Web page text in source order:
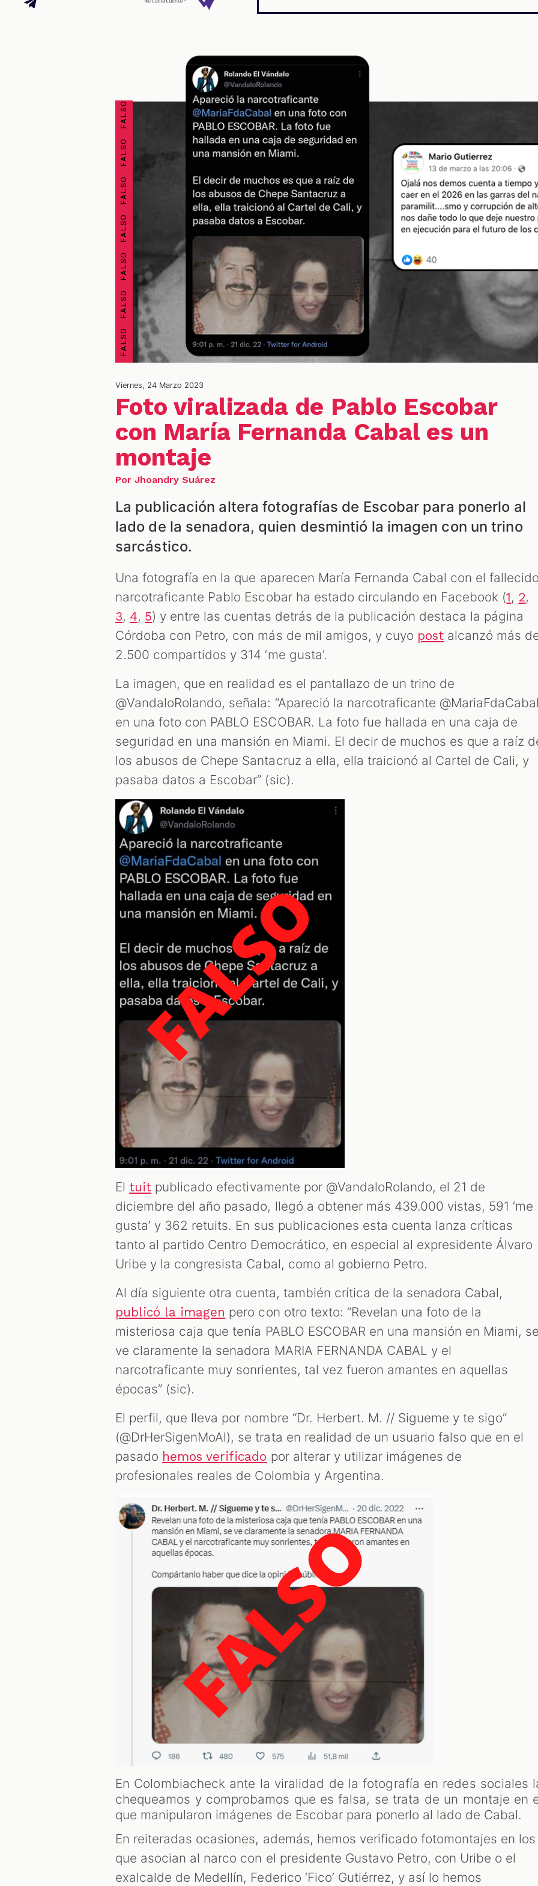
FALSO FALSO FALSO FALSO FALSO FALSO FALSO FALSO
Viernes, 24 Marzo 2023
Foto viralizada de Pablo Escobar
con María Fernanda Cabal es un
montaje
Por Jhoandry Suárez
La publicación altera fotografías de Escobar para ponerlo al
lado de la senadora, quien desmintió la imagen con un trino
sarcástico.
Una fotografía en la que aparecen María Fernanda Cabal con el
narcotraficante Pablo Escobar ha estado circulando en Facebook (1, 2,
3, 4, 5) y entre las cuentas detrás de la publicación destaca la página
Córdoba con Petro, con más de mil amigos, y cuyo post alcanzó más
2.500 compartidos y 314 ‘me gusta’.
La imagen, que en realidad es el pantallazo de un trino de
@VandaloRolando, señala: “Apareció la narcotraficante
en una foto con PABLO ESCOBAR. La foto fue hallada en una caja de
seguridad en una mansión en Miami. El decir de muchos es que a raíz
los abusos de Chepe Santacruz a ella, ella traicionó al Cartel de Cali, y
pasaba datos a Escobar” (sic).
El tuit publicado efectivamente por @VandaloRolando, el 21 de
diciembre del año pasado, llegó a obtener más 439.000 vistas, 591 ‘me
gusta’ y 362 retuits. En sus publicaciones esta cuenta lanza críticas
tanto al partido Centro Democrático, en especial al expresidente Álvaro
Uribe y la congresista Cabal, como al gobierno Petro.
Al día siguiente otra cuenta, también crítica de la senadora Cabal,
publicó la imagen pero con otro texto: “Revelan una foto de la
misteriosa caja que tenía PABLO ESCOBAR en una mansión en Miami,
ve claramente la senadora MARIA FERNANDA CABAL y el
narcotraficante muy sonrientes, tal vez fueron amantes en aquellas
épocas” (sic).
El perfil, que lleva por nombre “Dr. Herbert. M. // Sigueme y te sigo”
(@DrHerSigenMoAl), se trata en realidad de un usuario falso que en el
pasado hemos verificado por alterar y utilizar imágenes de
profesionales reales de Colombia y Argentina.
En Colombiacheck ante la viralidad de la fotografía en redes sociales
chequeamos y comprobamos que es falsa, se trata de un montaje en
que manipularon imágenes de Escobar para ponerlo al lado de Cabal.
En reiteradas ocasiones, además, hemos verificado fotomontajes en los
que asocian al narco con el presidente Gustavo Petro, con Uribe o el
exalcalde de Medellín, Federico ‘Fico’ Gutiérrez, y así lo hemos